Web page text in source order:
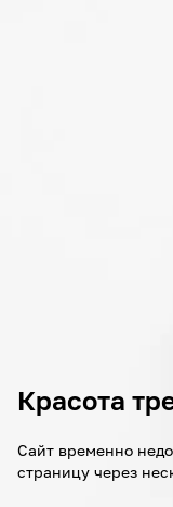
Красота
Сайт временно
страницу через